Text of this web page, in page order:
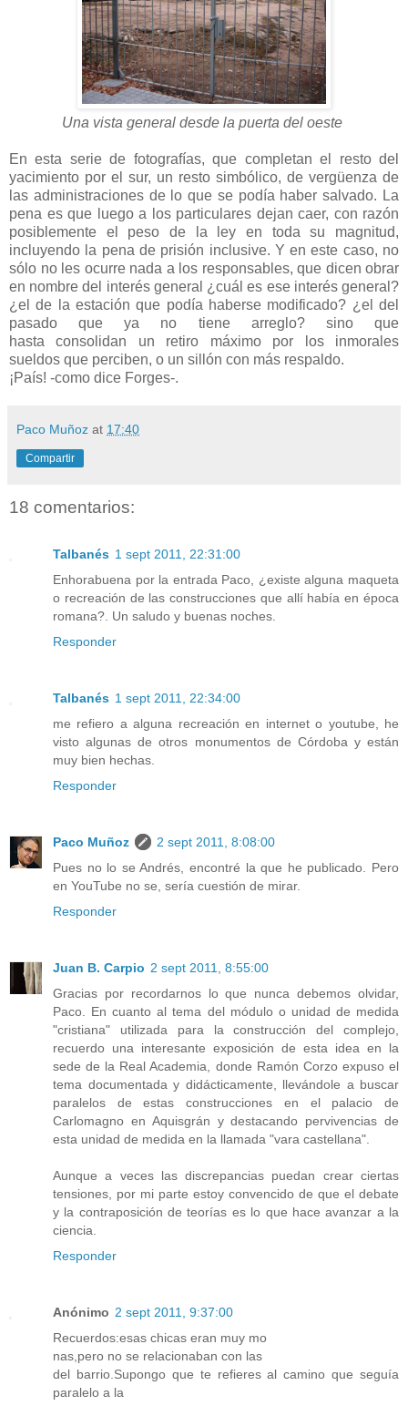
Una vista general desde la puerta del oeste
En esta serie de fotografías, que completan el resto del
yacimiento por el sur, un resto simbólico, de vergüenza de
las administraciones de lo que se podía haber salvado. La
pena es que luego a los particulares dejan caer, con razón
posiblemente el peso de la ley en toda su magnitud,
incluyendo la pena de prisión inclusive. Y en este caso, no
sólo no les ocurre nada a los responsables, que dicen obrar
en nombre del interés general ¿cuál es ese interés general?
¿el de la estación que podía haberse modificado? ¿el del
pasado que ya no tiene arreglo? sino que
hasta consolidan un retiro máximo por los inmorales
sueldos que perciben, o un sillón con más respaldo.
¡País! -como dice Forges-.
Paco Muñoz at 17:40
Compartir
18 comentarios:
Talbanés 1 sept 2011, 22:31:00
Enhorabuena por la entrada Paco, ¿existe alguna maqueta
o recreación de las construcciones que allí había en época
romana?. Un saludo y buenas noches.
Responder
Talbanés 1 sept 2011, 22:34:00
me refiero a alguna recreación en internet o youtube, he
visto algunas de otros monumentos de Córdoba y están
muy bien hechas.
Responder
Paco Muñoz
2 sept 2011, 8:08:00
Pues no lo se Andrés, encontré la que he publicado. Pero
en YouTube no se, sería cuestión de mirar.
Responder
Juan B. Carpio 2 sept 2011, 8:55:00
Gracias por recordarnos lo que nunca debemos olvidar,
Paco. En cuanto al tema del módulo o unidad de medida
"cristiana" utilizada para la construcción del complejo,
recuerdo una interesante exposición de esta idea en la
sede de la Real Academia, donde Ramón Corzo expuso el
tema documentada y didácticamente, llevándole a buscar
paralelos de estas construcciones en el palacio de
Carlomagno en Aquisgrán y destacando pervivencias de
esta unidad de medida en la llamada "vara castellana".
Aunque a veces las discrepancias puedan crear ciertas
tensiones, por mi parte estoy convencido de que el debate
y la contraposición de teorías es lo que hace avanzar a la
ciencia.
Responder
Anónimo 2 sept 2011, 9:37:00
Recuerdos:esas chicas eran muy mo
nas,pero no se relacionaban con las
del barrio.Supongo que te refieres al camino que seguía
paralelo a la